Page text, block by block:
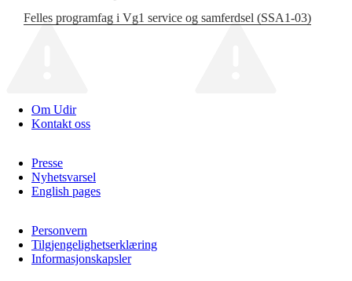
Felles programfag i Vg1 service og samferdsel (SSA1‑03)
Om Udir
Kontakt oss
Presse
Nyhetsvarsel
English pages
Personvern
Tilgjengelighetserklæring
Informasjonskapsler